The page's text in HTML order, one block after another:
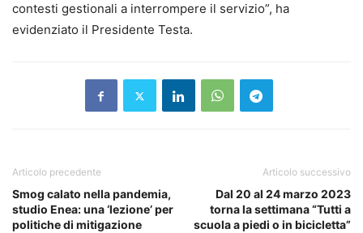
contesti gestionali a interrompere il servizio”, ha
evidenziato il Presidente Testa.
Articolo precedente
Smog calato nella pandemia,
studio Enea: una ‘lezione’ per
politiche di mitigazione
Articolo successivo
Dal 20 al 24 marzo 2023
torna la settimana “Tutti a
scuola a piedi o in bicicletta”